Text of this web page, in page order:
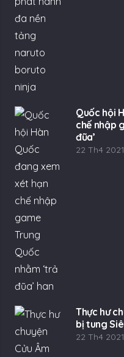
Quốc hội
chế nhập
đũa’
22 Th4 2021
Thực hư
bị tung
22 Th4 2021